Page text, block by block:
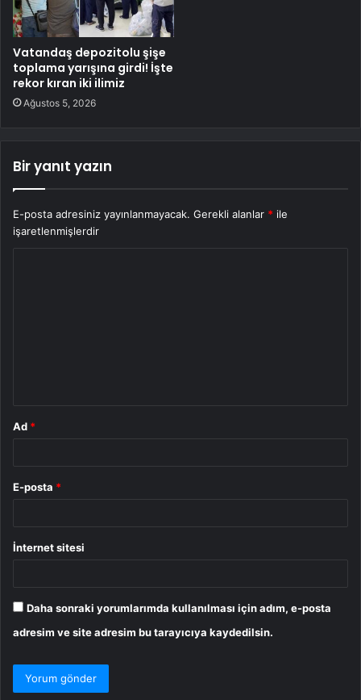
Vatandaş depozitolu şişe
toplama yarışına girdi! İşte
rekor kıran iki ilimiz
Ağustos 5, 2026
Bir yanıt yazın
E-posta adresiniz yayınlanmayacak. Gerekli alanlar * ile
işaretlenmişlerdir
Ad *
E-posta *
İnternet sitesi
Daha sonraki yorumlarımda kullanılması için adım, e-posta
adresim ve site adresim bu tarayıcıya kaydedilsin.